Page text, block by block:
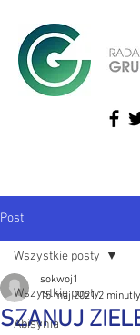
Post
Wszystkie posty
Abisynia
Wszystkie posty
SZANUJ
sokwoj1
15 maj 2021 2